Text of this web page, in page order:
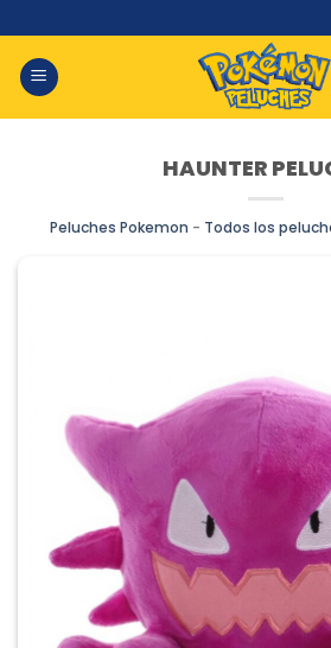
al
contenido
HAUNTER
Peluches Pokemon - Todos los